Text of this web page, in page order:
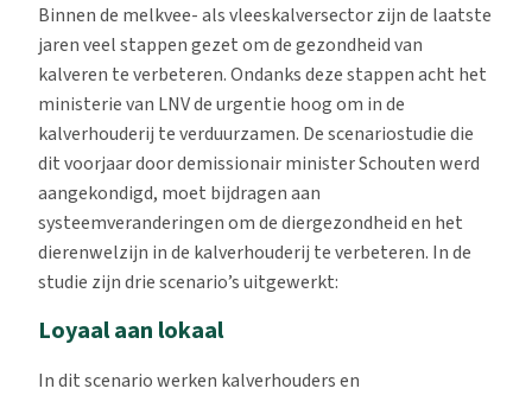
Binnen de melkvee- als vleeskalversector zijn de laatste
jaren veel stappen gezet om de gezondheid van
kalveren te verbeteren. Ondanks deze stappen acht het
ministerie van LNV de urgentie hoog om in de
kalverhouderij te verduurzamen. De scenariostudie die
dit voorjaar door demissionair minister Schouten werd
aangekondigd, moet bijdragen aan
systeemveranderingen om de diergezondheid en het
dierenwelzijn in de kalverhouderij te verbeteren. In de
studie zijn drie scenario’s uitgewerkt:
Loyaal aan lokaal
In dit scenario werken kalverhouders en